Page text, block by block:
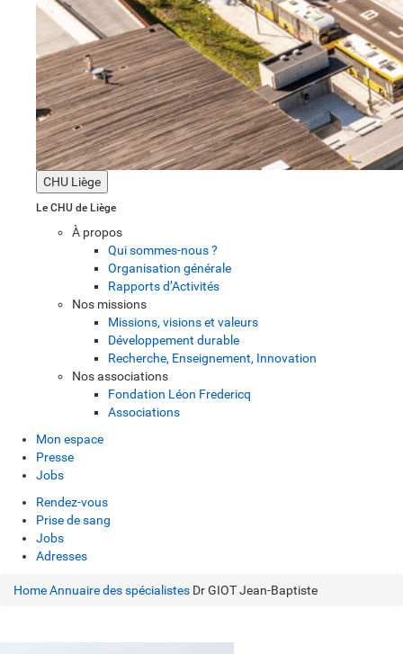
CHU Liège
Le CHU de Liège
À propos
Qui sommes-nous ?
Organisation générale
Rapports d’Activités
Nos missions
Missions, visions et valeurs
Développement durable
Recherche, Enseignement, Innovation
Nos associations
Fondation Léon Fredericq
Associations
Mon espace
Presse
Jobs
Rendez-vous
Prise de sang
Jobs
Adresses
HomeAnnuaire des spécialistes Dr GIOT Jean-Baptiste